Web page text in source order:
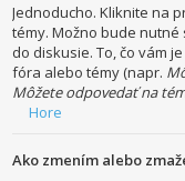
Jednoducho. Kliknite na
témy. Možno bude
do diskusie. To, čo vám
fóra alebo témy (napr.
Môžete odpovedať na
Hore
Ako zmením alebo